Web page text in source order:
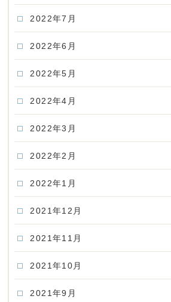
2022年7月
2022年6月
2022年5月
2022年4月
2022年3月
2022年2月
2022年1月
2021年12月
2021年11月
2021年10月
2021年9月